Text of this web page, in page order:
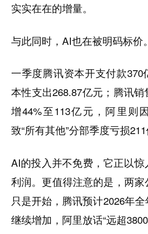
实实在在的增量。
与此同时，AI也在被明码标价。
一季度腾讯资本开支付款370
本性支出268.87亿元；腾讯
增44%至113亿元，阿里则
致“所有其他”分部季度亏损211
AI的投入并不免费，它正以
利润。更值得注意的是，两
只是开始，腾讯预计2026年
继续增加，阿里放话“远超3800